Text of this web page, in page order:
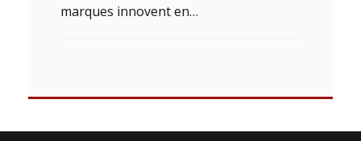
marques innovent en…